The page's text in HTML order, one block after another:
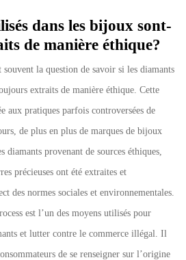
dans les bijoux sont-
de manière éthique?
souvent la question de savoir si les diamants
extraits de manière éthique. Cette
aux pratiques parfois controversées de
de plus en plus de marques de bijoux
diamants provenant de sources éthiques,
précieuses ont été extraites et
des normes sociales et environnementales.
est l’un des moyens utilisés pour
et lutter contre le commerce illégal. Il
de se renseigner sur l’origine